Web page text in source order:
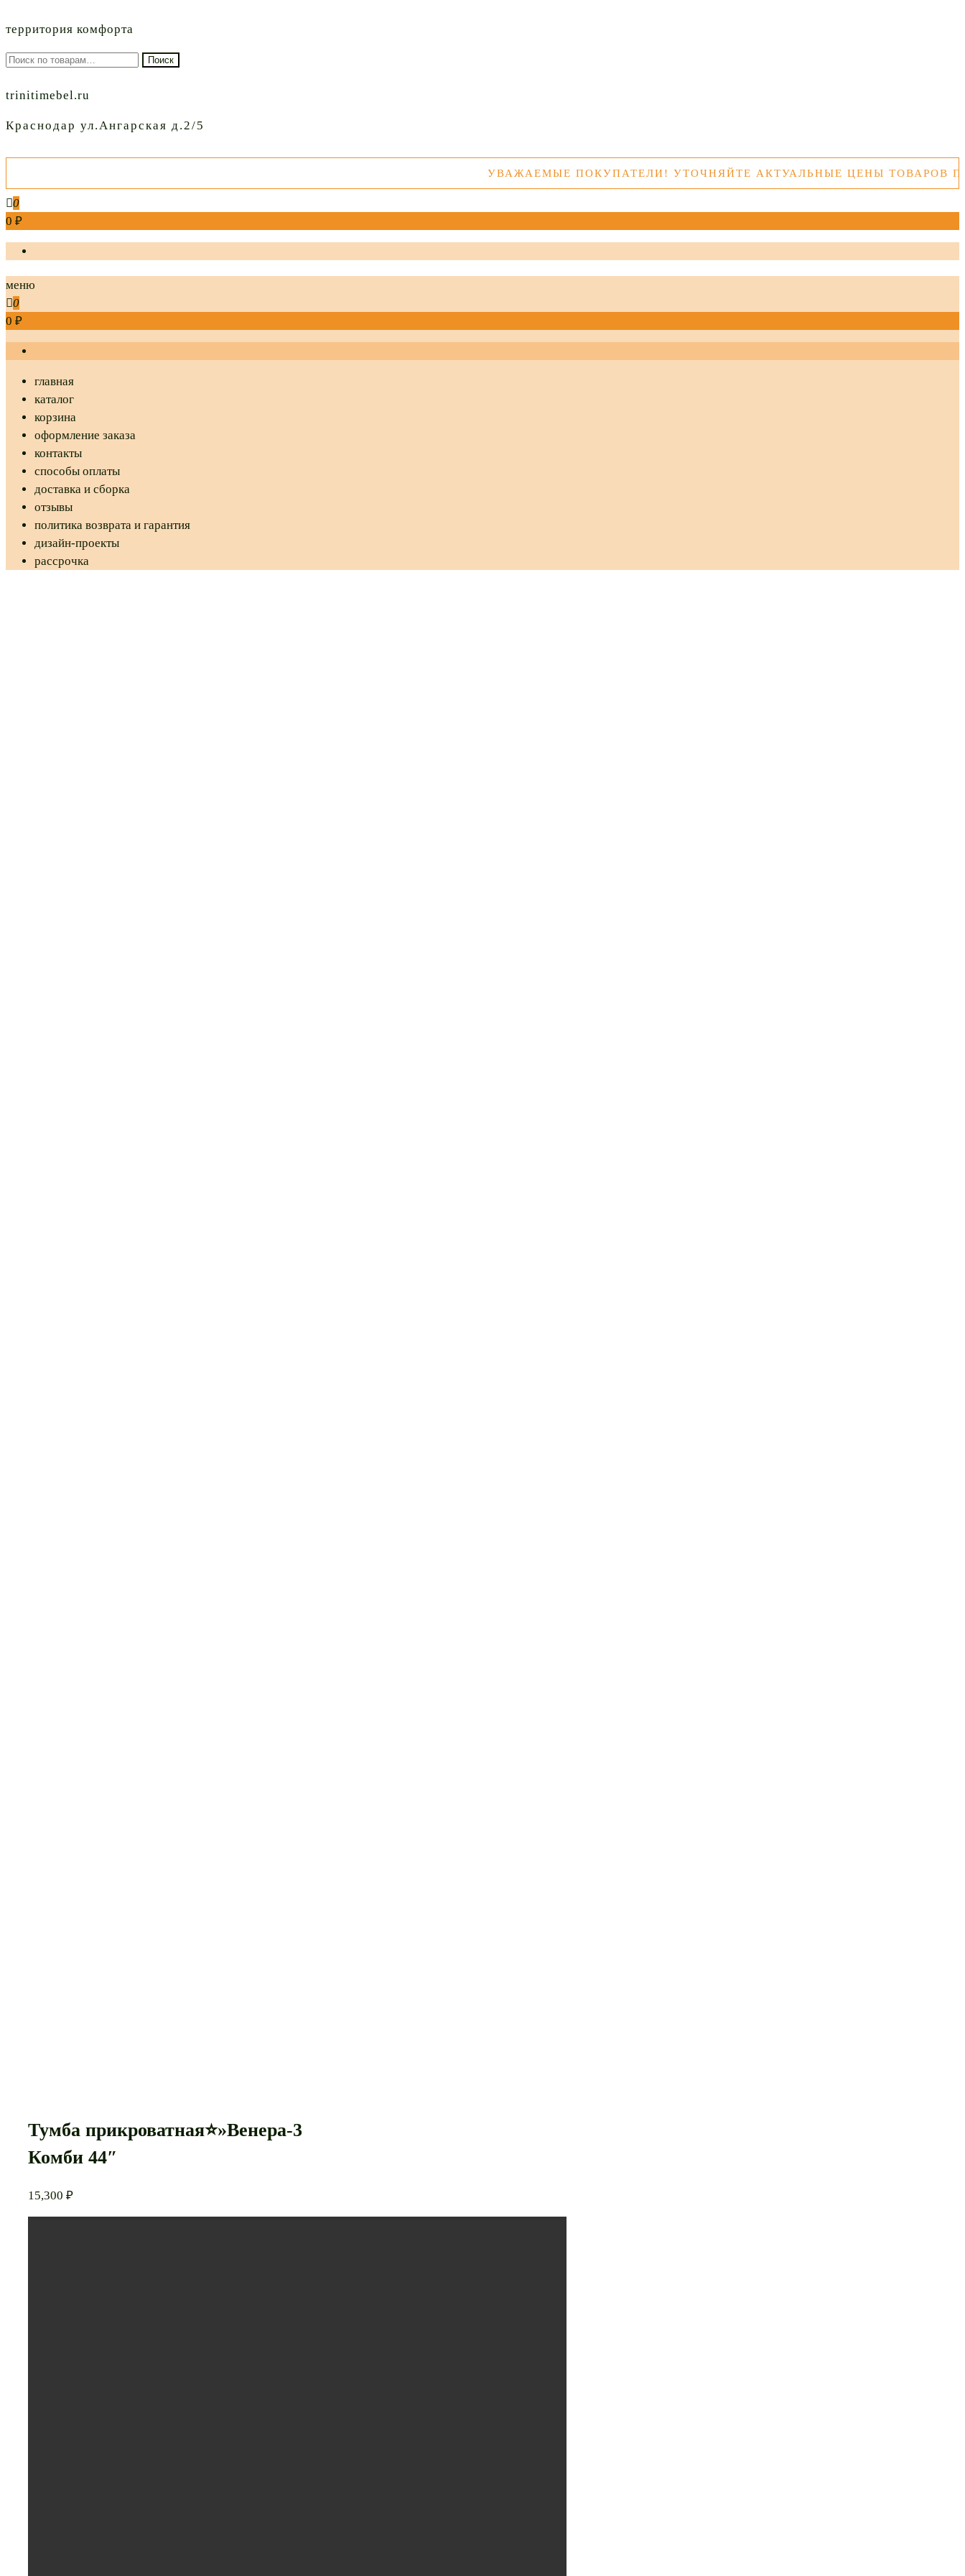
территория комфорта
Искать: Поиск
trinitimebel.ru
Краснодар ул.Ангарская д.2/5
УВАЖАЕМЫЕ ПОКУПАТЕЛИ! УТОЧНЯЙТЕ АКТУАЛЬНЫЕ ЦЕНЫ ТОВАРОВ ПЕРЕД
0
0 ₽
меню
0
0 ₽
главная
каталог
корзина
оформление заказа
контакты
способы оплаты
доставка и сборка
отзывы
политика возврата и гарантия
дизайн-проекты
рассрочка
Тумба прикроватная⭐»Венера-3
Комби 44″
15,300₽